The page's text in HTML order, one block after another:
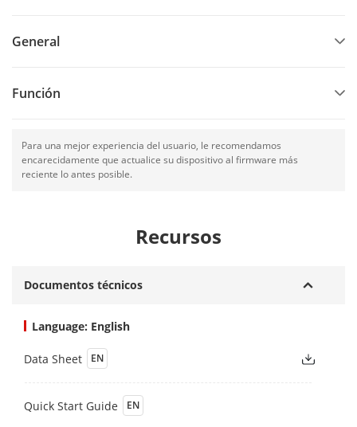
General
Función
Para una mejor experiencia del usuario, le recomendamos
encarecidamente que actualice su dispositivo al firmware más
reciente lo antes posible.
Recursos
Documentos técnicos
Language: English
Data Sheet EN
Quick Start Guide EN